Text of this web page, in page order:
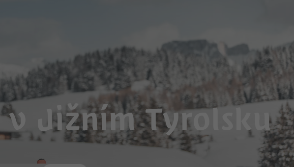
Jižním Tyrolsku